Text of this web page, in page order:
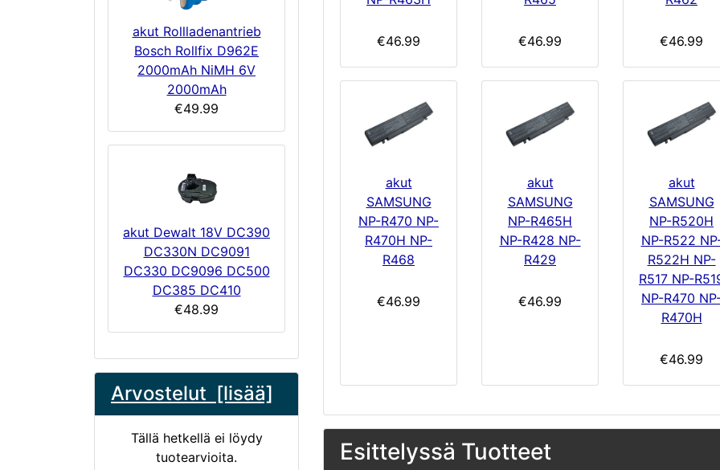
akut Rollladenantrieb
Bosch Rollfix D962E
2000mAh NiMH 6V
2000mAh
€49.99
akut Dewalt 18V DC390
DC330N DC9091
DC330 DC9096 DC500
DC385 DC410
€48.99
Arvostelut [lisää]
Tällä hetkellä ei löydy
tuotearvioita.
€46.99 €46.99 €46.99
akut
SAMSUNG
NP-R470 NP-
R470H NP-
R468
€46.99
akut
SAMSUNG
NP-R465H
NP-R428 NP-
R429
€46.99
akut
SAMSUNG
NP-R520H
NP-R522
R522H NP-
R517 NP-
NP-R470
R470H
€46.99
Esittelyssä Tuotteet